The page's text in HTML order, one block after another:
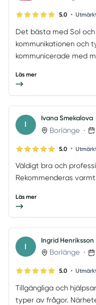
5.0 •
Det bästa med Sol
kommunikationen och
kommunicerade med
Läs mer
I
Ivana Smekalova
Borlänge •
5.0 •
Väldigt bra och
Rekommenderas
Läs mer
I
Ingrid Henriksson
Borlänge •
5.0 •
Tillgängliga och
typer av frågor.